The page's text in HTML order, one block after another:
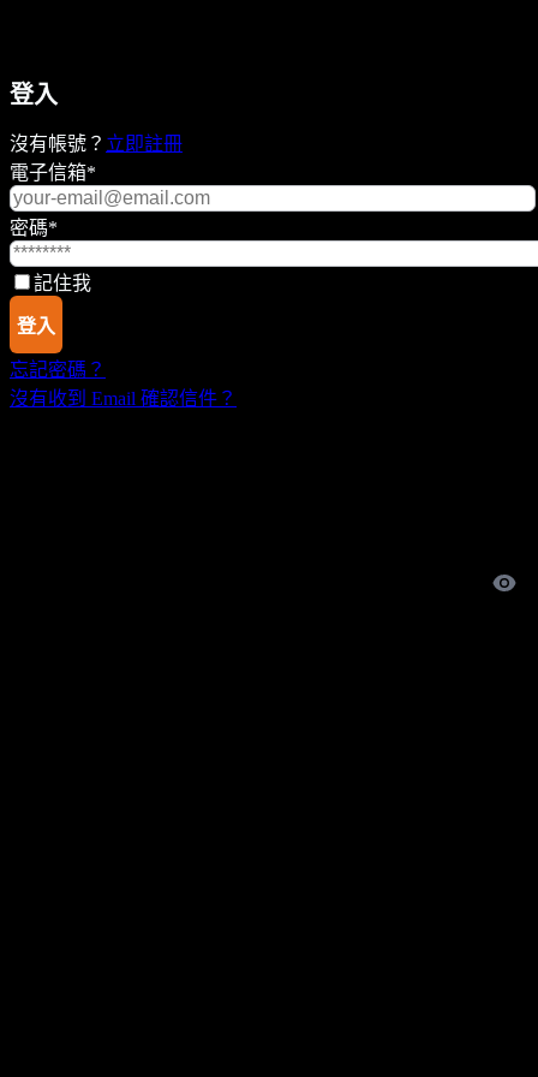
登入
沒有帳號？ 立即註冊
電子信箱*
密碼*
記住我
登入
忘記密碼？
沒有收到 Email 確認信件？